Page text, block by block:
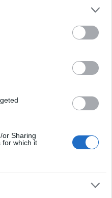
or Sharing
for which it
στους 26C,
την νύχτα
Κρήτη
Ιούνιο σε
σε